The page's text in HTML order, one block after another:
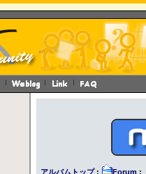
アルバムトップ: Forum :